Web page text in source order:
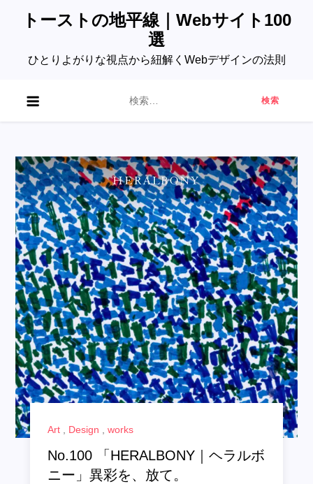
トーストの地平線｜Webサイト100
選
ひとりよがりな視点から紐解くWebデザインの法則
索:
Art, Design works
No.100 「HERALBONY｜ヘラルボ
ニー」異彩を、放て。